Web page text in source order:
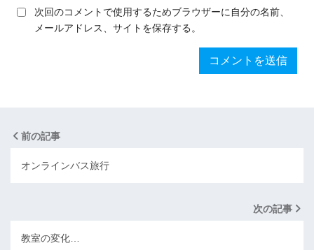
次回のコメントで使用するためブラウザーに自分の名前、
メールアドレス、サイトを保存する。
前の記事
オンラインバス旅行
次の記事
教室の変化…